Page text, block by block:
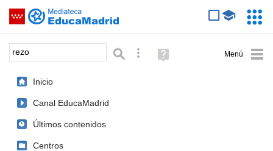
Saltar navegación
Palabra o frase: Búsqueda avanzada
Ayuda
(en
Inicio
Canal EducaMadrid
Últimos contenidos
Centros